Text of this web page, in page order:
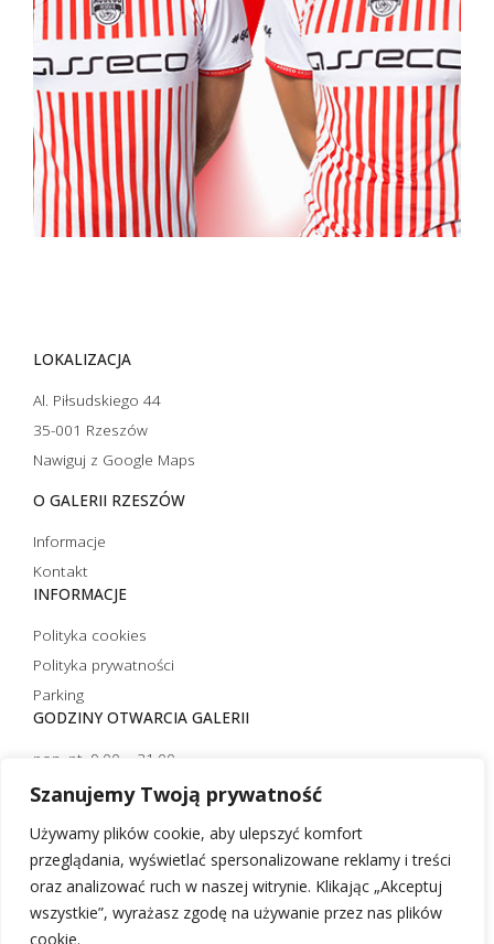
Szanujemy Twoją prywatność
Używamy plików cookie, aby ulepszyć komfort
przeglądania, wyświetlać spersonalizowane reklamy i treści
oraz analizować ruch w naszej witrynie. Klikając „Akceptuj
wszystkie”, wyrażasz zgodę na używanie przez nas plików
cookie.
LOKALIZACJA
Al. Piłsudskiego 44
35-001 Rzeszów
Nawiguj z Google Maps
O GALERII RZESZÓW
Informacje
Kontakt
INFORMACJE
Polityka cookies
Polityka prywatności
Parking
GODZINY OTWARCIA GALERII
pon.-pt. 9.00 – 21.00
sobota 10.00 – 21.00
niedziela niehandlowa 12.00 – 20.00 (czynna tylko strefa
restauracyjna)